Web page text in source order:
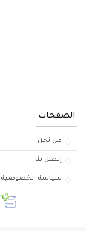
الصفحات
من نحن
إتصل بنا
سياسة الخصوصية